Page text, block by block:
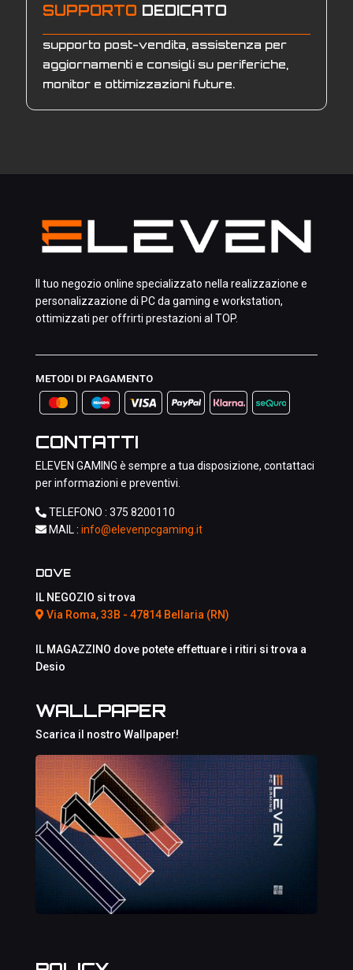
SUPPORTO DEDICATO
supporto post-vendita, assistenza per
aggiornamenti e consigli su periferiche,
monitor e ottimizzazioni future.
Il tuo negozio online specializzato nella realizzazione e
personalizzazione di PC da gaming e workstation,
ottimizzati per offrirti prestazioni al TOP.
METODI DI PAGAMENTO
CONTATTI
ELEVEN GAMING è sempre a tua disposizione, contattaci
per informazioni e preventivi.
TELEFONO : 375 8200110
MAIL : info@elevenpcgaming.it
DOVE
IL NEGOZIO si trova
Via Roma, 33B - 47814 Bellaria (RN)
IL MAGAZZINO dove potete effettuare i ritiri si trova a
Desio
WALLPAPER
Scarica il nostro Wallpaper!